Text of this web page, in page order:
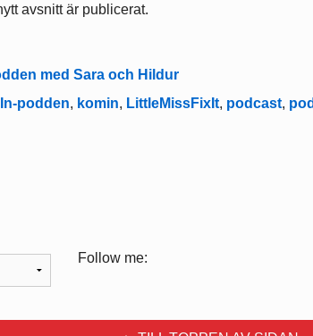
avsnitt är publicerat.
med Sara och Hildur
podden, komin, LittleMissFixIt, podcast,
Follow me: